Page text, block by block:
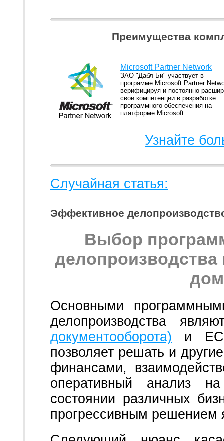
Преимущества
Microsoft Partner Network
ЗАО "Дабл Би" участвует в
программе Microsoft Partner
верифицируя и постоянно
свои компетенции в разработке
программного обеспечения на
платформе Microsoft
Узнайте
Случайная статья:
Эффективное
Выбор
делопроизводства
Основными
делопроизводства
документооборота) и
позволяет решать и
финансами,
оперативный анализ
состоянии различных
прогрессивным